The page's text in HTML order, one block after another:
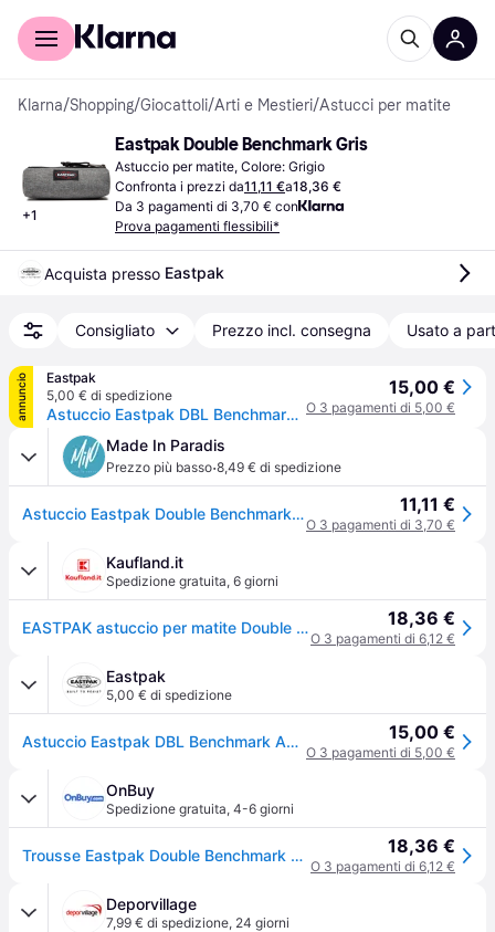
Per il tuo shopping
Klarna/Shopping/Giocattoli/Arti e Mestieri/Astucci per matite
+1
Eastpak Double Benchmark Gris
Astuccio per matite, Colore: Grigio
Confronta i prezzi da11,11 €a18,36 €
Da 3 pagamenti di 3,70 € con
Prova pagamenti flessibili*
Acquista presso Eastpak
Consigliato Prezzo incl. consegna Usato a
annuncio
Eastpak
5,00 € di spedizione
Astuccio Eastpak DBL Benchmark Astuccio idrorepellente con 2 scomparti Sunday Grey
15,00 €
O 3 pagamenti di 5,00 €
Made In Paradis
Prezzo più basso·8,49 € di spedizione
Astuccio Eastpak Double Benchmark - Gris - TU 11,11 €
O 3 pagamenti di 3,70 €
Kaufland.it
Spedizione gratuita, 6 giorni
EASTPAK astuccio per matite Double Benchmark Sunday Grey grigio 18,36 €
O 3 pagamenti di 6,12 €
Eastpak
5,00 € di spedizione
Astuccio Eastpak DBL Benchmark Astuccio idrorepellente con 2 scomparti Sunday Grey 15,00 €
O 3 pagamenti di 5,00 €
OnBuy
Spedizione gratuita, 4-6 giorni
Trousse Eastpak Double Benchmark Domenica Grigio 18,36 €
O 3 pagamenti di 6,12 €
Deporvillage
7,99 € di spedizione, 24 giorni